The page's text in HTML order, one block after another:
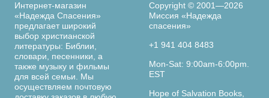
Интернет-магазин
«Надежда Спасения»
предлагает широкий
выбор христианской
литературы: Библии,
словари, песенники, а
также музыку и фильмы
для всей семьи. Мы
осуществляем почтовую
Copyright © 2001—2026
Миссия «Надежда
спасения»
+1 941 404 8483
Mon-Sat: 9:00am-6:00pm.
EST
Hope of Salvation Books,